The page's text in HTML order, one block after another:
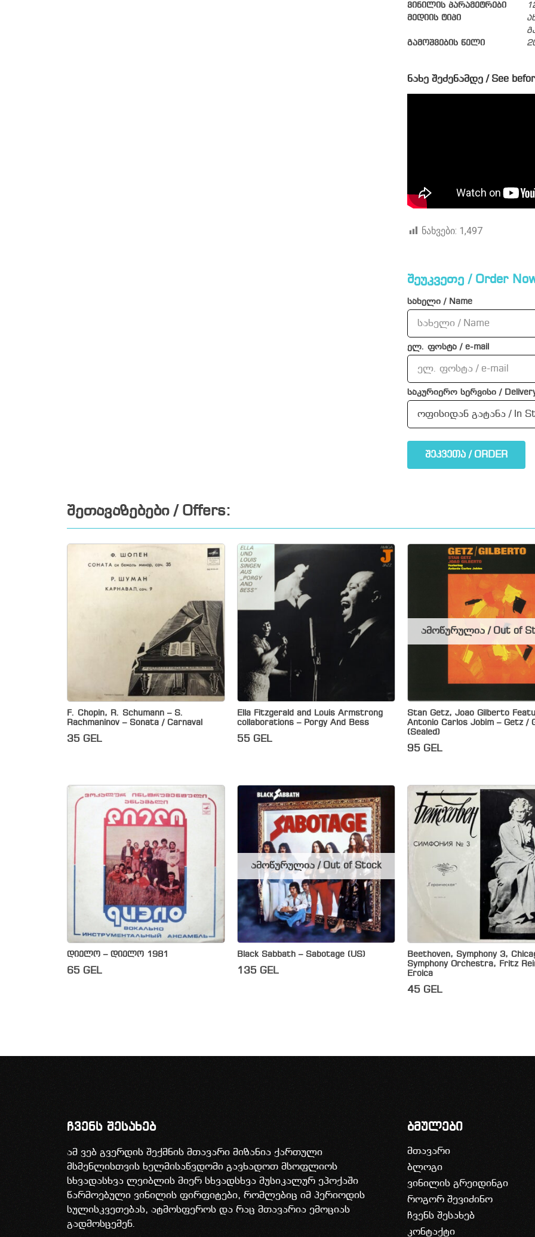
ვინილის პარამეტრები
მედიის ტიპი
გამოშვების წელი
ნახე შეძენამდე / See
ნახვები: 1,497
შეუკვეთე / Order
სახელი / Name
ელ. ფოსტა / e-mail
საკურიერო სერვისი /
შეკვეთა / ORDER
შეთავაზებები / Offers:
F. Chopin, R. Schumann – S.
Rachmaninov – Sonata / Carnaval
35 GEL
Ella Fitzgerald and Louis Armstrong
collaborations – Porgy And Bess
55 GEL
Stan Getz, Joao Gilberto
Antonio Carlos Jobim – Getz /
(Sealed)
95 GEL
ამოწურულია / Out of
დიელო – დიელო 1981
65 GEL
Black Sabbath – Sabotage (US)
135 GEL
ამოწურულია / Out of Stock
Beethoven, Symphony 3,
Symphony Orchestra, Fritz
Eroica
45 GEL
ჩვენს შესახებ
ამ ვებ გვერდის შექმნის მთავარი მიზანია ქართული
მსმენლისთვის ხელმისაწვდომი გავხადოთ მსოფლიოს
სხვადასხვა ლეიბლის მიერ სხვადსხვა მუსიკალურ ეპოქაში
წარმოებული ვინილის ფირფიტები, რომლებიც იმ პერიოდის
სულისკვეთებას, ატმოსფეროს და რაც მთავარია ემოციას
გადმოსცემენ.
ბმულები
მთავარი
ბლოგი
ვინილის გრეიდინგი
როგორ შევიძინო
ჩვენს შესახებ
კონტაქტი